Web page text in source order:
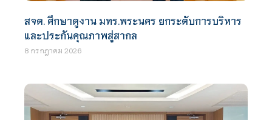
สจด. ศึกษาดูงาน มทร.พระนคร ยกระดับการบริหาร
และประกันคุณภาพสู่สากล
8 กรกฎาคม 2026